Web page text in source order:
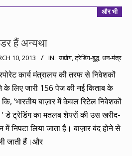
और भी
हैं अन्यथा
10, 2013 IN: उद्योग,ट्रेडिंग-बुद्ध,धन-मंत्र
कार्य मंत्रालय की तरफ से निवेशकों
के लिए जारी 156 पेज की नई किताब के
‘भारतीय बाज़ार में केवल रिटेल निवेशकों
डे ट्रेडिंग का मतलब शेयरों की उस खरीद-
निपटा लिया जाता है। बाज़ार बंद होने से
जाती हैं।और